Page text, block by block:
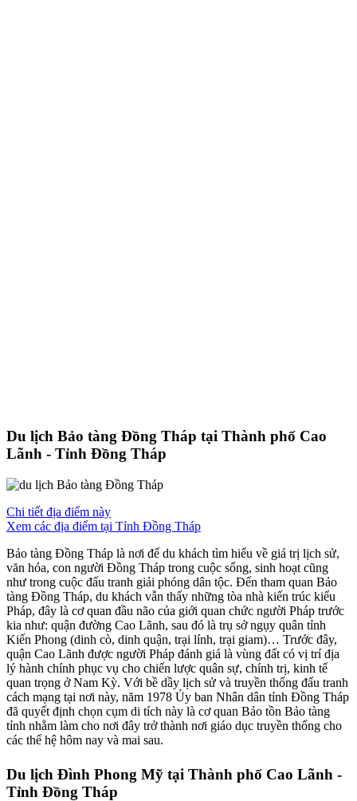
Du lịch Bảo tàng Đồng Tháp tại Thành phố Cao
Lãnh - Tỉnh Đồng Tháp
Chi tiết địa điểm này
Xem các địa điểm tại Tỉnh Đồng Tháp
Bảo tàng Đồng Tháp là nơi để du khách tìm hiểu về giá trị lịch sử,
văn hóa, con người Đồng Tháp trong cuộc sống, sinh hoạt cũng
như trong cuộc đấu tranh giải phóng dân tộc. Đến tham quan Bảo
tàng Đồng Tháp, du khách vẫn thấy những tòa nhà kiến trúc kiểu
Pháp, đây là cơ quan đầu não của giới quan chức người Pháp trước
kia như: quận đường Cao Lãnh, sau đó là trụ sở ngụy quân tỉnh
Kiến Phong (dinh cò, dinh quận, trại lính, trại giam)… Trước đây,
quận Cao Lãnh được người Pháp đánh giá là vùng đất có vị trí địa
lý hành chính phục vụ cho chiến lược quân sự, chính trị, kinh tế
quan trọng ở Nam Kỳ. Với bề dầy lịch sử và truyền thống đấu tranh
cách mạng tại nơi này, năm 1978 Ủy ban Nhân dân tỉnh Đồng Tháp
đã quyết định chọn cụm di tích này là cơ quan Bảo tồn Bảo tàng
tỉnh nhằm làm cho nơi đây trở thành nơi giáo dục truyền thống cho
các thế hệ hôm nay và mai sau.
Du lịch Đình Phong Mỹ tại Thành phố Cao Lãnh -
Tỉnh Đồng Tháp